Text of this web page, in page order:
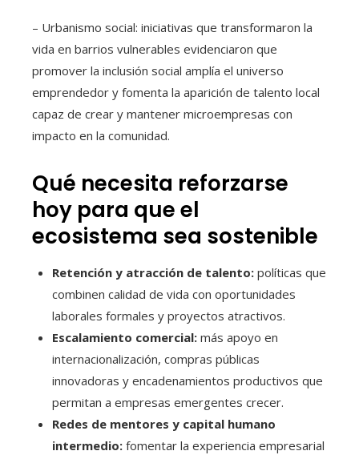
– Urbanismo social: iniciativas que transformaron la
vida en barrios vulnerables evidenciaron que
promover la inclusión social amplía el universo
emprendedor y fomenta la aparición de talento local
capaz de crear y mantener microempresas con
impacto en la comunidad.
Qué necesita reforzarse
hoy para que el
ecosistema sea sostenible
Retención y atracción de talento: políticas que
combinen calidad de vida con oportunidades
laborales formales y proyectos atractivos.
Escalamiento comercial: más apoyo en
internacionalización, compras públicas
innovadoras y encadenamientos productivos que
permitan a empresas emergentes crecer.
Redes de mentores y capital humano
intermedio: fomentar la experiencia empresarial